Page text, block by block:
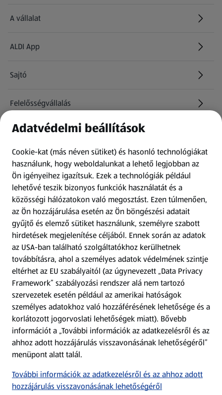
A vállalat
ALDI App
Sajtó
Felelősségvállalás
Információk
Kérdőív
Fizetési lehetőségek
ALDI utalványok
Árcsökkentés
Adattörlő alkalmazás
Szervizpont
(új oldalon nyílik meg)
Fedezz fel minket az interneten!
Töltsd le az ALDI Magyarország applikációt!
Adatvédelmi beállítások
Cookie-kat (más néven sütiket) és hasonló technológiákat
használunk, hogy weboldalunkat a lehető legjobban az
Ön igényeihez igazítsuk. Ezek a technológiák például
lehetővé teszik bizonyos funkciók használatát és a
közösségi hálózatokon való megosztást. Ezen túlmenően,
az Ön hozzájárulása esetén az Ön böngészési adatait
gyűjtő és elemző sütiket használunk, személyre szabott
hirdetések megjelenítése céljából. Ennek során az adatok
az USA-ban található szolgáltatókhoz kerülhetnek
továbbításra, ahol a személyes adatok védelmének szintje
eltérhet az EU szabályaitól (az úgynevezett „Data Privacy
Framework” szabályozási rendszer alá nem tartozó
szervezetek esetén például az amerikai hatóságok
személyes adatokhoz való hozzáférésének lehetősége és a
korlátozott jogorvoslati lehetőségek miatt). Bővebb
információt a „További információk az adatkezelésről és az
ahhoz adott hozzájárulás visszavonásának lehetőségéről”
menüpont alatt talál.
További információk az adatkezelésről és az ahhoz adott
hozzájárulás visszavonásának lehetőségéről